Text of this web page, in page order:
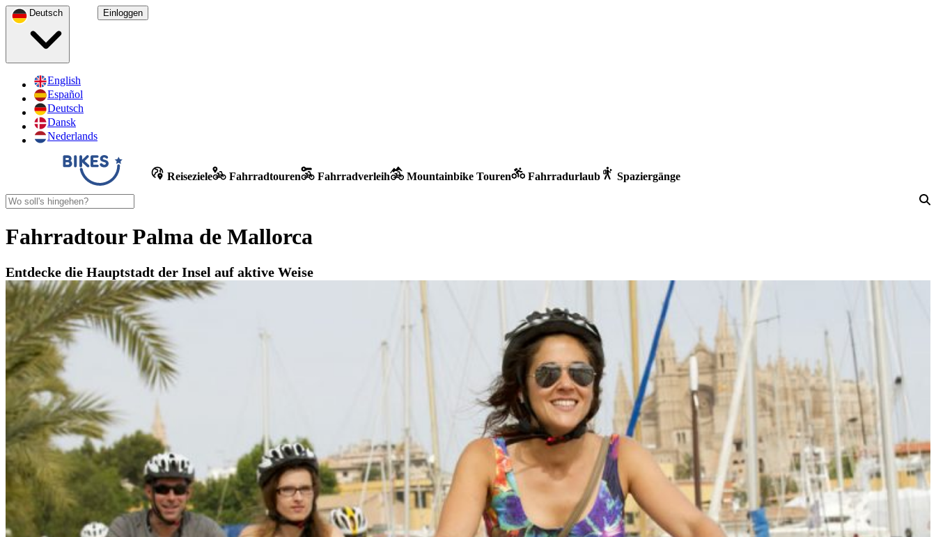
English
Español
Deutsch
Dansk
Nederlands
Einloggen
Reiseziele Fahrradtouren Fahrradverleih Mountainbike Touren Fahrradurlaub Spaziergänge
Fahrradtour Palma de Mallorca
Entdecke die Hauptstadt der Insel auf aktive Weise